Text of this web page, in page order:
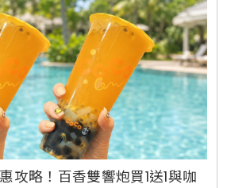
攻略！百香雙響炮買1送1與咖